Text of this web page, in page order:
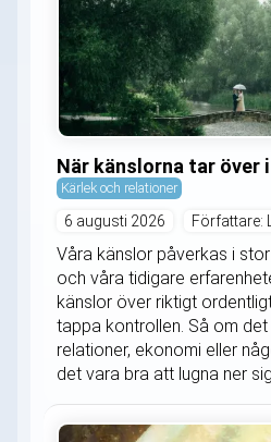
När känslorna tar över
Kärlek och relationer
6 augusti 2026 Författare:
Våra känslor påverkas i
och våra tidigare
känslor över riktigt
tappa kontrollen. Så om
relationer, ekonomi eller
det vara bra att lugna ner